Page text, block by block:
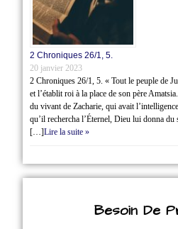
2 Chroniques 26/1‭, ‬5.
20 janvier 2023
2 Chroniques 26/1‭, ‬5. « Tout le peuple de
et l’établit roi à la place de son père
du vivant de Zacharie, qui avait
qu’il rechercha l’Éternel, Dieu lui donna
[…]Lire la suite »
Besoin De